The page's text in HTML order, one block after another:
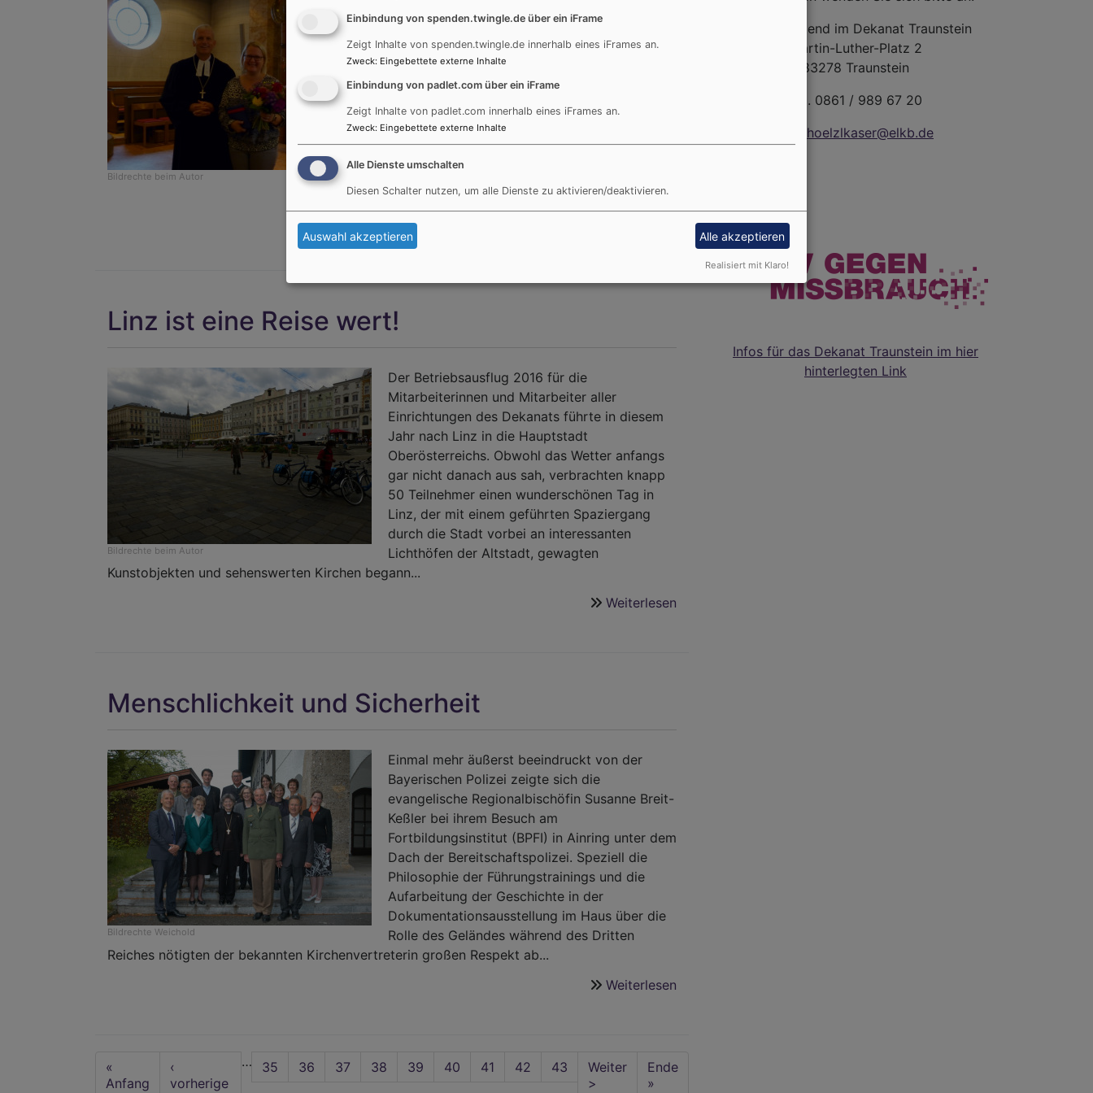
Bildrechte beim Autor
Am 19. September 2016 wurde die neue
Leiterin der Verwaltungsstelle Traunstein Frau
Kerstin Seidel durch Dekan Peter Bertram
feierlich in ihr neues Amt eingeführt.
Bei einem Empfang im Rahmen der
Gesamtkonferenz wünschten die
Mitarbeiterinnen der Verwaltungsstelle sowie
ein gutes Gelingen bei Ihrem neuen
Zuständigkeitsbereich.
Linz ist eine Reise wert!
Bildrechte beim Autor
Der Betriebsausflug 2016 für die
Mitarbeiterinnen und Mitarbeiter aller
Einrichtungen des Dekanats führte in diesem
Jahr nach Linz in die Hauptstadt
Oberösterreichs. Obwohl das Wetter anfangs
gar nicht danach aus sah, verbrachten knapp
50 Teilnehmer einen wunderschönen Tag in
Linz, der mit einem geführten Spaziergang
durch die Stadt vorbei an interessanten
Lichthöfen der Altstadt, gewagten
Kunstobjekten und sehenswerten Kirchen begann...
Weiterlesen
Menschlichkeit und Sicherheit
Bildrechte Weichold
Einmal mehr äußerst beeindruckt von der
Bayerischen Polizei zeigte sich die
evangelische Regionalbischöfin Susanne Breit-
Keßler bei ihrem Besuch am
Fortbildungsinstitut (BPFI) in Ainring unter dem
Dach der Bereitschaftspolizei. Speziell die
Philosophie der Führungstrainings und die
Aufarbeitung der Geschichte in der
Dokumentationsausstellung im Haus über die
Rolle des Geländes während des Dritten
Reiches nötigten der bekannten Kirchenvertreterin großen Respekt ab...
Weiterlesen
Seitennummerierung
First
page
«
Anfang
Vorherige
Seite
‹
vorherige
… Seite
35 Seite
36 Seite
37 Seite
38 Seite
39
Aktuelle
40 Seite
41 Seite
42 Seite
43
Nächste
Seite
Weiter
>
Last
page
Ende
»
Evang. Jugend im Dekanat Traunstein
Martin-Luther-Platz 2
83278 Traunstein
Tel. 0861 / 989 67 20
wiedhoelzlkaser@elkb.de
Infos für das Dekanat Traunstein im hier
hinterlegten Link
Einbindung von spenden.twingle.de über ein iFrame
Zeigt Inhalte von spenden.twingle.de innerhalb eines iFrames an.
Zweck: Eingebettete externe Inhalte
Einbindung von padlet.com über ein iFrame
Zeigt Inhalte von padlet.com innerhalb eines iFrames an.
Zweck: Eingebettete externe Inhalte
Alle Dienste umschalten
Diesen Schalter nutzen, um alle Dienste zu aktivieren/deaktivieren.
Auswahl akzeptieren Alle akzeptieren
Realisiert mit Klaro!